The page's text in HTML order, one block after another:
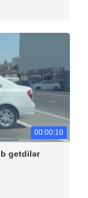
00:00:10
getdilər